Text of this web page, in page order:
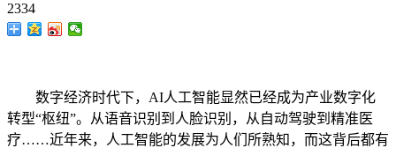
2334
数字经济时代下，AI人工智能显然已经成为产业数字化
转型“枢纽”。从语音识别到人脸识别，从自动驾驶到精准医
疗……近年来，人工智能的发展为人们所熟知，而这背后都有